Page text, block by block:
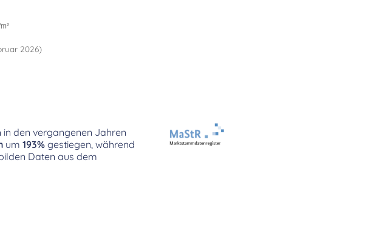
2026)
den vergangenen Jahren
um 193% gestiegen, während
Daten aus dem